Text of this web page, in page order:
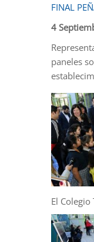
FINAL
4
paneles
El